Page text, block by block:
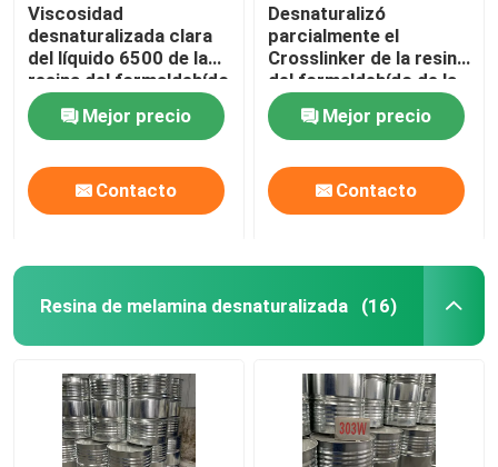
Viscosidad
desnaturalizada clara
del líquido 6500 de la
resina del formaldehído
de la melamina
Mejor precio
Contacto
Desnaturalizó
parcialmente el
Crosslinker de la resina
del formaldehído de la
melamina suministrado
en el isobutanol
Mejor precio
Contacto
Resina de melamina desnaturalizada (16)